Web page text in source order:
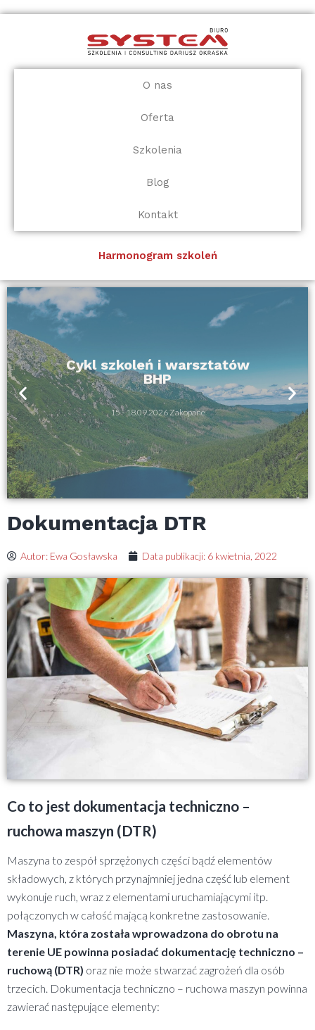
Przejdź
O nas
Oferta
Szkolenia
Blog
Kontakt
Harmonogram szkoleń
Cykl szkoleń i warsztatów
BHP
15 - 18.09.2026 Zakopane
Dokumentacja DTR
Autor: Ewa Gosławska Data publikacji: 6 kwietnia, 2022
Co to jest dokumentacja techniczno –
ruchowa maszyn (DTR)
Maszyna to zespół sprzężonych części bądź elementów
składowych, z których przynajmniej jedna część lub element
wykonuje ruch, wraz z elementami uruchamiającymi itp.
połączonych w całość mającą konkretne zastosowanie.
Maszyna, która została wprowadzona do obrotu na
terenie UE powinna posiadać dokumentację techniczno –
ruchową (DTR) oraz nie może stwarzać zagrożeń dla osób
trzecich. Dokumentacja techniczno – ruchowa maszyn powinna
zawierać następujące elementy: